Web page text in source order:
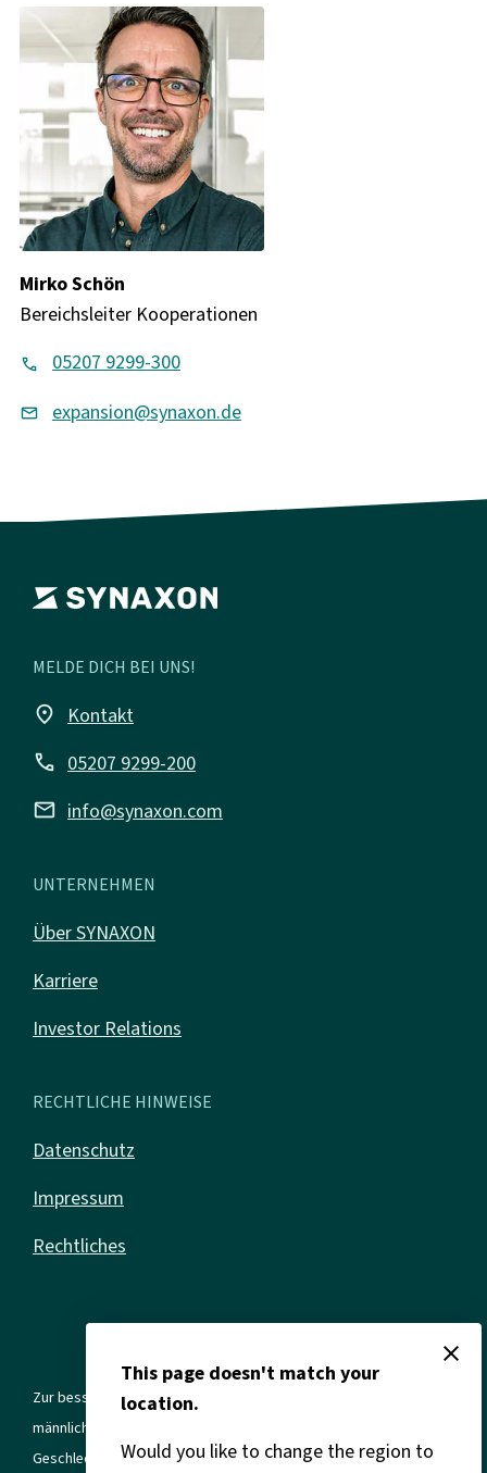
Mirko Schön
Bereichsleiter Kooperationen
05207 9299-300
expansion@synaxon.de
MELDE DICH BEI UNS!
place Kontakt
call 05207 9299-200
mail info@synaxon.com
UNTERNEHMEN
Über SYNAXON
Karriere
Investor Relations
RECHTLICHE HINWEISE
Datenschutz
Impressum
Rechtliches
Zur besseren Lesbarkeit verwenden wir in allen Texten die
männliche Form. Gemeint sind jedoch immer alle Geschlechter und
Geschlechtsidentitäten.
close
This page doesn't match your
location.
Would you like to change the region to